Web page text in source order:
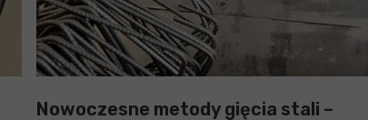
Nowoczesne metody gięcia stali –